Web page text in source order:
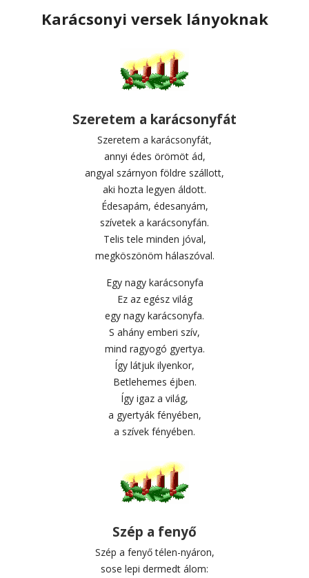
Karácsonyi versek lányoknak
Szeretem a karácsonyfát
Szeretem a karácsonyfát,
annyi édes örömöt ád,
angyal szárnyon földre szállott,
aki hozta legyen áldott.
Édesapám, édesanyám,
szívetek a karácsonyfán.
Telis tele minden jóval,
megköszönöm hálaszóval.
Egy nagy karácsonyfa
Ez az egész világ
egy nagy karácsonyfa.
S ahány emberi szív,
mind ragyogó gyertya.
Így látjuk ilyenkor,
Betlehemes éjben.
Így igaz a világ,
a gyertyák fényében,
a szívek fényében.
Szép a fenyő
Szép a fenyő télen-nyáron,
sose lepi dermedt álom: